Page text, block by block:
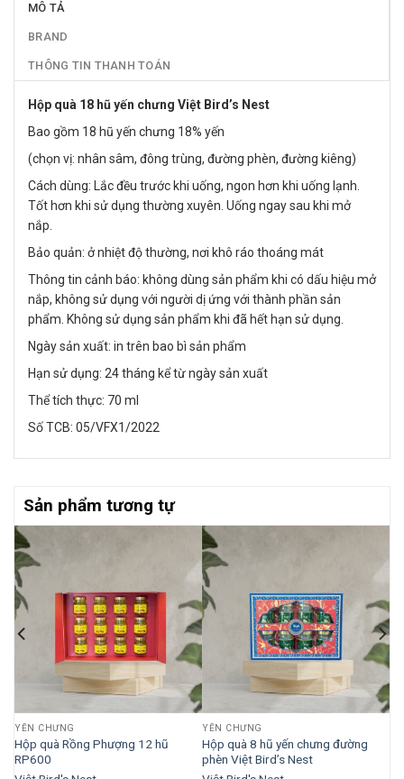
MÔ TẢ
BRAND
THÔNG TIN THANH TOÁN
Hộp quà 18 hũ yến chưng Việt Bird’s Nest
Bao gồm 18 hũ yến chưng 18% yến
(chọn vị: nhân sâm, đông trùng, đường phèn, đường kiêng)
Cách dùng: Lắc đều trước khi uống, ngon hơn khi uống lạnh.
Tốt hơn khi sử dụng thường xuyên. Uống ngay sau khi mở
nắp.
Bảo quản: ở nhiệt độ thường, nơi khô ráo thoáng mát
Thông tin cảnh báo: không dùng sản phẩm khi có dấu hiệu mở
nắp, không sử dụng với người dị ứng với thành phần sản
phẩm. Không sử dụng sản phẩm khi đã hết hạn sử dụng.
Ngày sản xuất: in trên bao bì sản phẩm
Hạn sử dụng: 24 tháng kể từ ngày sản xuất
Thể tích thực: 70 ml
Số TCB: 05/VFX1/2022
Sản phẩm tương tự
YẾN CHƯNG
Hộp quà Rồng Phượng 12 hũ
RP600
YẾN CHƯNG
Hộp quà 8 hũ yến chưng đường
phèn Việt Bird’s Nest